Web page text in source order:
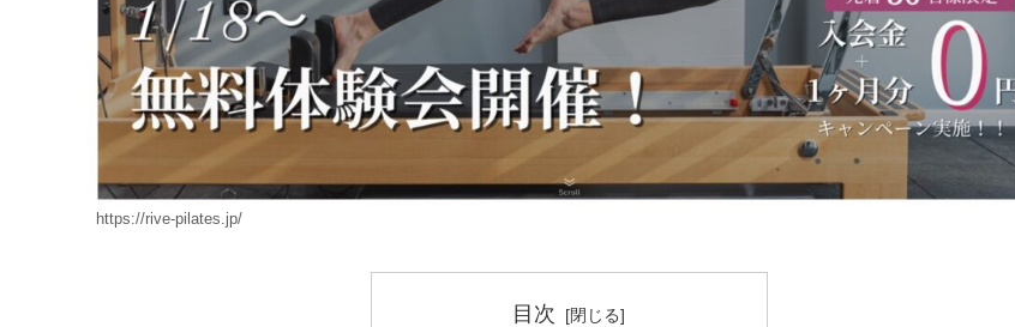
https://rive-pilates.jp/
目次